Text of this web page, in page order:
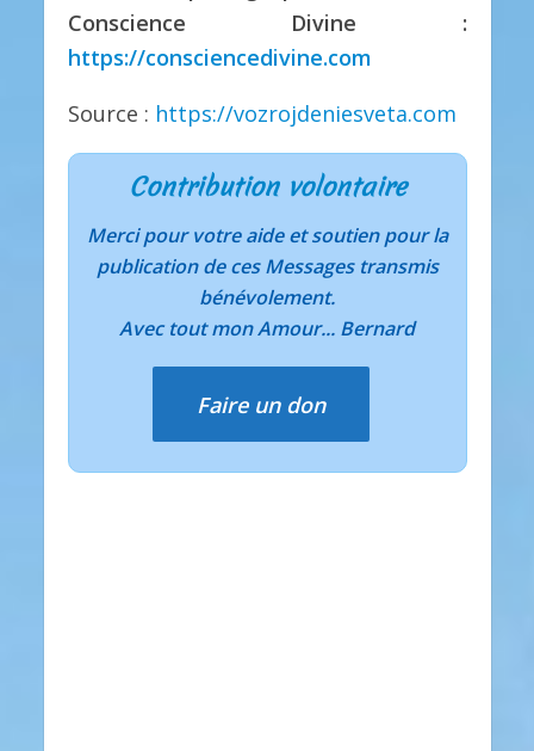
Conscience Divine :
https://consciencedivine.com
Source : https://vozrojdeniesveta.com
Contribution volontaire
Merci pour votre aide et soutien pour la
publication de ces Messages transmis
bénévolement.
Avec tout mon Amour... Bernard
Faire un don